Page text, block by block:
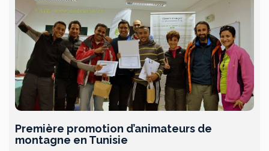
Première promotion d’animateurs de
montagne en Tunisie